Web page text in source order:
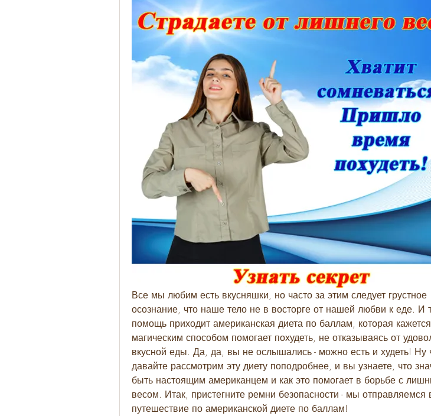
Все мы любим есть вкусняшки, но часто за этим следует грустное
осознание, что наше тело не в восторге от нашей любви к еде. И
помощь приходит американская диета по баллам, которая
магическим способом помогает похудеть, не отказываясь от
вкусной еды. Да, да, вы не ослышались - можно есть и худеть! Ну
давайте рассмотрим эту диету поподробнее, и вы узнаете, что
быть настоящим американцем и как это помогает в борьбе с
весом. Итак, пристегните ремни безопасности - мы отправляемся
путешествие по американской диете по баллам!